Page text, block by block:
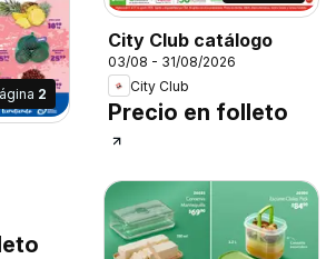
2
City Club catálogo
03/08 - 31/08/2026
City Club
Precio en folleto